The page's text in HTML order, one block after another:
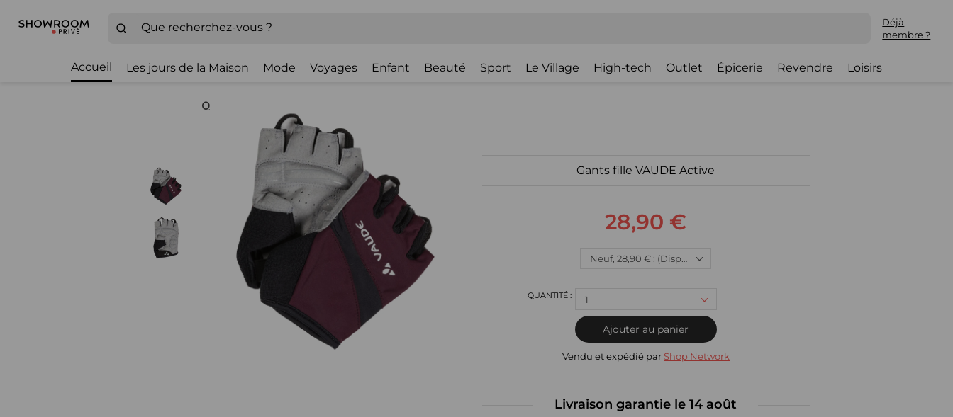
Déjà
membre ?
Accueil Les jours de la Maison Mode Voyages Enfant Beauté Sport Le Village High-tech Outlet Épicerie Revendre Loisirs
Gants fille VAUDE Active
28,90 €
Neuf, 28,90 € : (Disponible)
1
Ajouter au panier
Vendu et expédié par Shop Network
Livraison garantie le 14 août